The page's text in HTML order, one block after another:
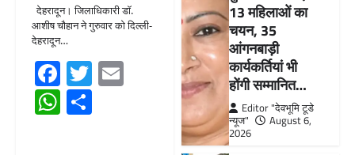
देहरादून। जिलाधिकारी डॉ.
आशीष चौहान ने गुरुवार को दिल्ली-
देहरादून…
Facebook
TwitterEmail
WhatsApp
13 महिलाओं का
चयन, 35
आंगनबाड़ी
कार्यकर्तियां भी
होंगी सम्मानित…
Editor "देवभूमि टूडे
न्यूज"
August 6,
2026